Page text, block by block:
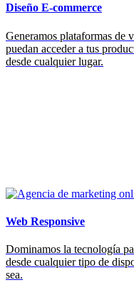
Diseño E-commerce
Generamos plataformas de
puedan acceder a tus
desde cualquier lugar.
Web Responsive
Dominamos la tecnología
desde cualquier tipo de
sea.